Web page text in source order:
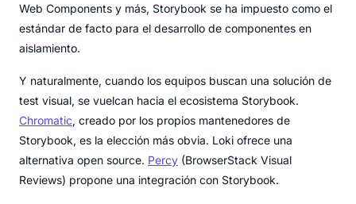
Web Components y más, Storybook se ha impuesto como el
estándar de facto para el desarrollo de componentes en
aislamiento.
Y naturalmente, cuando los equipos buscan una solución de
test visual, se vuelcan hacia el ecosistema Storybook.
Chromatic, creado por los propios mantenedores de
Storybook, es la elección más obvia. Loki ofrece una
alternativa open source. Percy (BrowserStack Visual
Reviews) propone una integración con Storybook.